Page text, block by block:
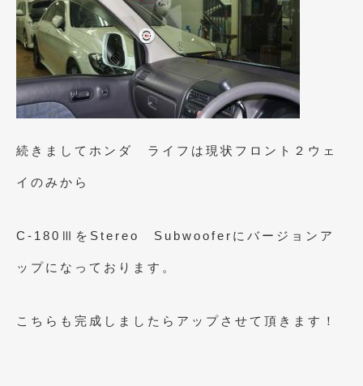
2020年1月(6)
2019年12月(8)
2019年11月(12)
2019年10月(7)
2019年9月(12)
2019年8月
2019年6月(16)
2019年5月(21)
続きましてホンダ ライフは現状フロント２ウェ
イのみから
C-180ⅢをStereo Subwooferにバージョンア
ップになっております。
こちらも完成しましたらアップさせて頂きます！